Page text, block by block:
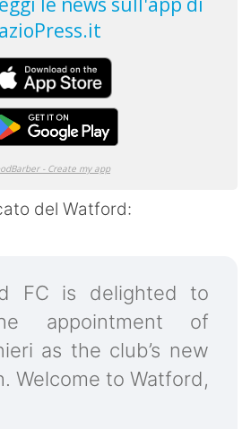
del Watford:
FC is delighted to
appointment of
as the club’s new
Welcome to Watford,